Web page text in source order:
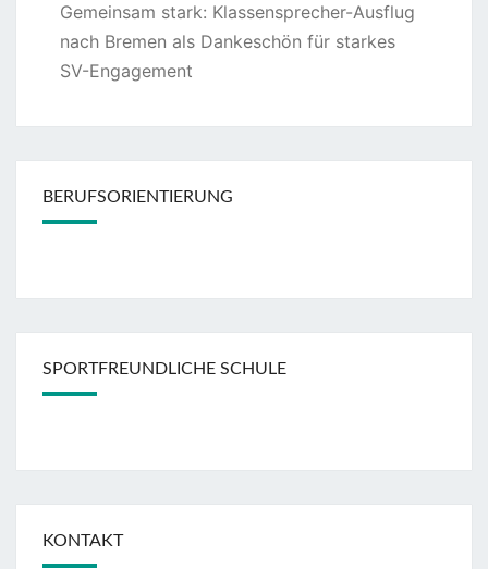
Gemeinsam stark: Klassensprecher-Ausflug
nach Bremen als Dankeschön für starkes
SV-Engagement
BERUFSORIENTIERUNG
SPORTFREUNDLICHE SCHULE
KONTAKT